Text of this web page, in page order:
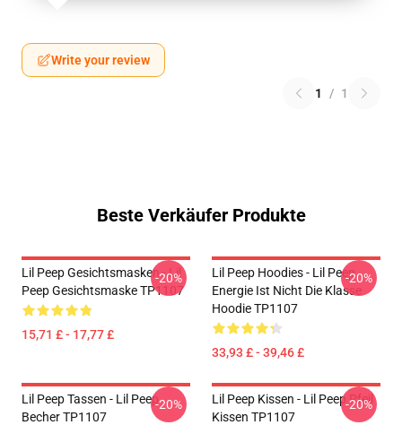
Write your review
1 / 1
Beste Verkäufer Produkte
Lil Peep Gesichtsmasken - Lil
Peep Gesichtsmaske TP1107
15,71 £ - 17,77 £
-20%
Lil Peep Hoodies - Lil Peep
Energie Ist Nicht Die Klasse
Hoodie TP1107
33,93 £ - 39,46 £
-20%
Lil Peep Tassen - Lil Peep
Becher TP1107
-20%
Lil Peep Kissen - Lil Peep Pfeil
Kissen TP1107
-20%